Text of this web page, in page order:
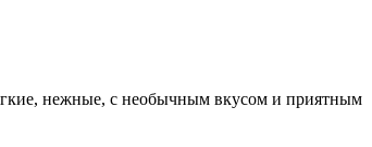
нежные, с необычным вкусом и приятным